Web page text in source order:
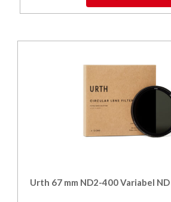
Urth 67 mm ND2-400 Variabel